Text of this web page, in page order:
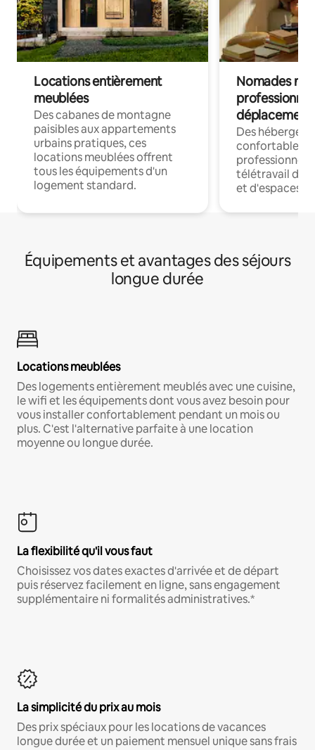
Locations entièrement
meublées
Des cabanes de montagne
paisibles aux appartements
urbains pratiques, ces
locations meublées offrent
tous les équipements d'un
logement standard.
Nomades
déplacement
Des
confortables
professionnels
télétravail
et d'espaces
Équipements et avantages des séjours
longue durée
Locations meublées
Des logements entièrement meublés avec une cuisine,
le wifi et les équipements dont vous avez besoin pour
vous installer confortablement pendant un mois ou
plus. C'est l'alternative parfaite à une location
moyenne ou longue durée.
La flexibilité qu'il vous faut
Choisissez vos dates exactes d'arrivée et de départ
puis réservez facilement en ligne, sans engagement
supplémentaire ni formalités administratives.*
La simplicité du prix au mois
Des prix spéciaux pour les locations de vacances
longue durée et un paiement mensuel unique sans frais